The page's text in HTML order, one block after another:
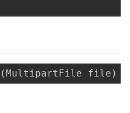
( MultipartFile file )